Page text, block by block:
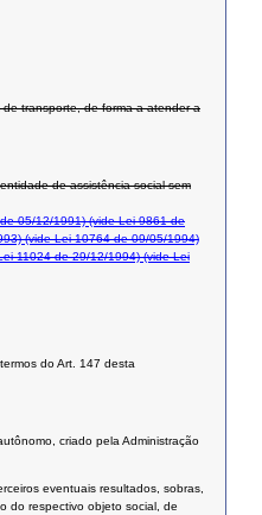
transporte, de forma a atender a
de assistência social sem
05/12/1991)(vide Lei 9861 de
(vide Lei 10764 de 09/05/1994)
11024 de 29/12/1994)(vide Lei
do Art. 147 desta
criado pela Administração
eventuais resultados, sobras,
do respectivo objeto social, de